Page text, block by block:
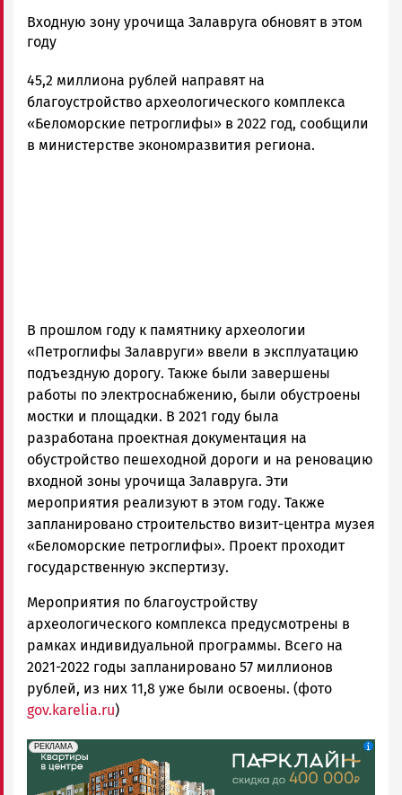
Ольга
Гаврилова
Петрозаводска
и
Карелии
|
Входную зону урочища Залавруга обновят в этом
году
45,2 миллиона рублей направят на
благоустройство археологического комплекса
«Беломорские петроглифы» в 2022 год, сообщили
в министерстве экономразвития региона.
В прошлом году к памятнику археологии
«Петроглифы Залавруги» ввели в эксплуатацию
подъездную дорогу. Также были завершены
работы по электроснабжению, были обустроены
мостки и площадки. В 2021 году была
разработана проектная документация на
обустройство пешеходной дороги и на реновацию
входной зоны урочища Залавруга. Эти
мероприятия реализуют в этом году. Также
запланировано строительство визит-центра музея
«Беломорские петроглифы». Проект проходит
государственную экспертизу.
Мероприятия по благоустройству
археологического комплекса предусмотрены в
рамках индивидуальной программы. Всего на
2021-2022 годы запланировано 57 миллионов
рублей, из них 11,8 уже были освоены. (фото
gov.karelia.ru)
erid: 2SDnjdeSPnB
РЕКЛАМА
Реклама